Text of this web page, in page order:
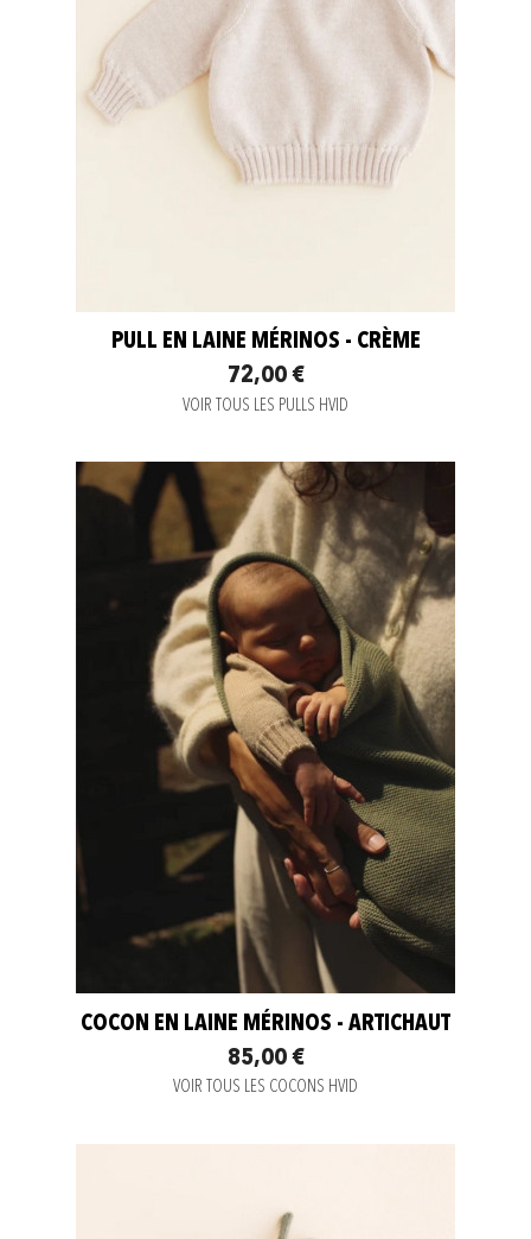
PULL EN LAINE MÉRINOS - CRÈME
72,00 €
VOIR TOUS LES PULLS HVID
COCON EN LAINE MÉRINOS - ARTICHAUT
85,00 €
VOIR TOUS LES COCONS HVID